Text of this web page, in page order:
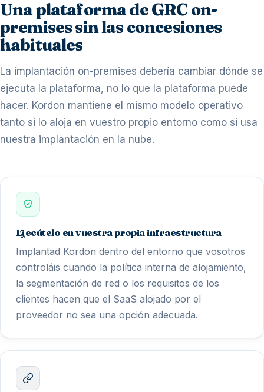
Una plataforma de GRC on-
premises sin las concesiones
habituales
La implantación on-premises debería cambiar dónde se
ejecuta la plataforma, no lo que la plataforma puede
hacer. Kordon mantiene el mismo modelo operativo
tanto si lo aloja en vuestro propio entorno como si usa
nuestra implantación en la nube.
Ejecútelo en vuestra propia infraestructura
Implantad Kordon dentro del entorno que vosotros
controláis cuando la política interna de alojamiento,
la segmentación de red o los requisitos de los
clientes hacen que el SaaS alojado por el
proveedor no sea una opción adecuada.